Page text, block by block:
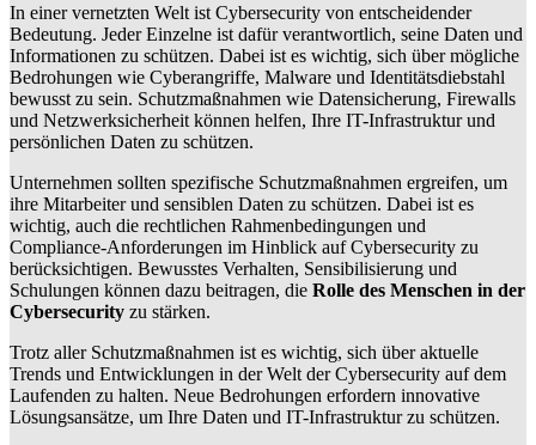
In einer vernetzten Welt ist Cybersecurity von entscheidender
Bedeutung. Jeder Einzelne ist dafür verantwortlich, seine Daten und
Informationen zu schützen. Dabei ist es wichtig, sich über mögliche
Bedrohungen wie Cyberangriffe, Malware und Identitätsdiebstahl
bewusst zu sein. Schutzmaßnahmen wie Datensicherung, Firewalls
und Netzwerksicherheit können helfen, Ihre IT-Infrastruktur und
persönlichen Daten zu schützen.
Unternehmen sollten spezifische Schutzmaßnahmen ergreifen, um
ihre Mitarbeiter und sensiblen Daten zu schützen. Dabei ist es
wichtig, auch die rechtlichen Rahmenbedingungen und
Compliance-Anforderungen im Hinblick auf Cybersecurity zu
berücksichtigen. Bewusstes Verhalten, Sensibilisierung und
Schulungen können dazu beitragen, die Rolle des Menschen in der
Cybersecurity zu stärken.
Trotz aller Schutzmaßnahmen ist es wichtig, sich über aktuelle
Trends und Entwicklungen in der Welt der Cybersecurity auf dem
Laufenden zu halten. Neue Bedrohungen erfordern innovative
Lösungsansätze, um Ihre Daten und IT-Infrastruktur zu schützen.